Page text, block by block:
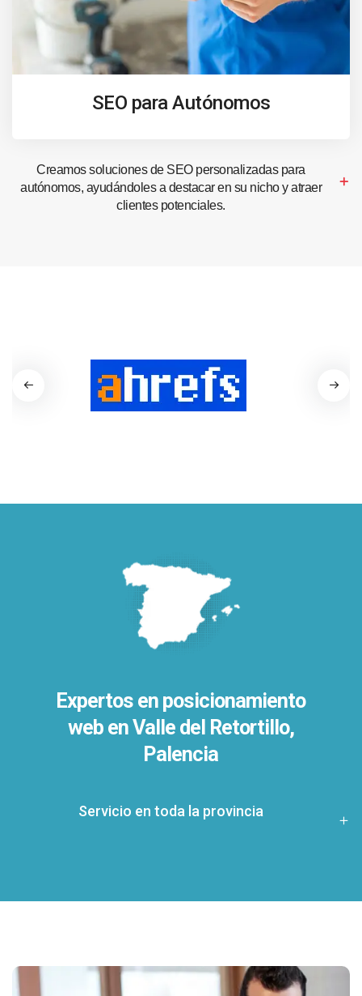
SEO para Autónomos
Creamos soluciones de SEO personalizadas para
autónomos, ayudándoles a destacar en su nicho y atraer
clientes potenciales.
Expertos en posicionamiento
web en Valle del Retortillo,
Palencia
Servicio en toda la provincia